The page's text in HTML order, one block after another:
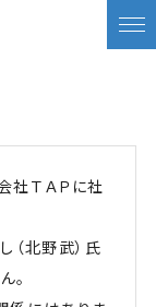
社ＴＡＰに社
北野武）氏
。